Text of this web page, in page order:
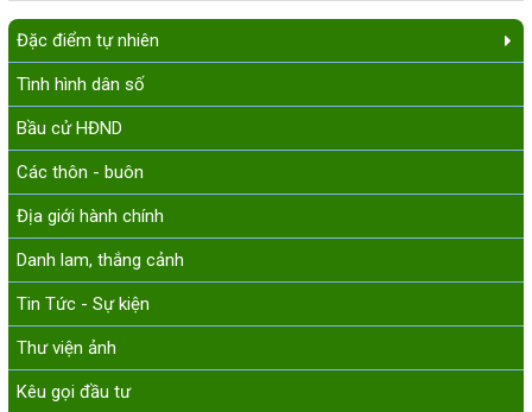
Đặc điểm tự nhiên
Tình hình dân số
Bầu cử HĐND
Các thôn - buôn
Địa giới hành chính
Danh lam, thắng cảnh
Tin Tức - Sự kiện
Thư viện ảnh
Kêu gọi đầu tư